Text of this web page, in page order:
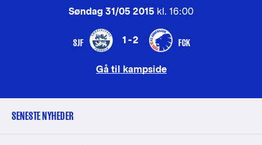
Søndag 31/05 2015 kl. 16:00
SJF 1-2 FCK
Gå til kampside
SENESTE NYHEDER